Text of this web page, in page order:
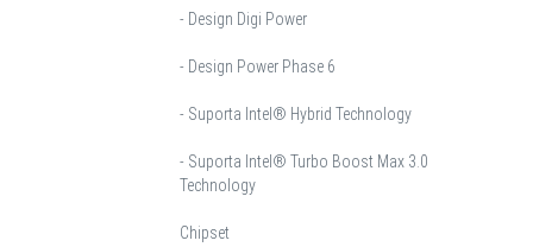
- Design Digi Power
- Design Power Phase 6
- Suporta Intel® Hybrid Technology
- Suporta Intel® Turbo Boost Max 3.0
Technology
Chipset